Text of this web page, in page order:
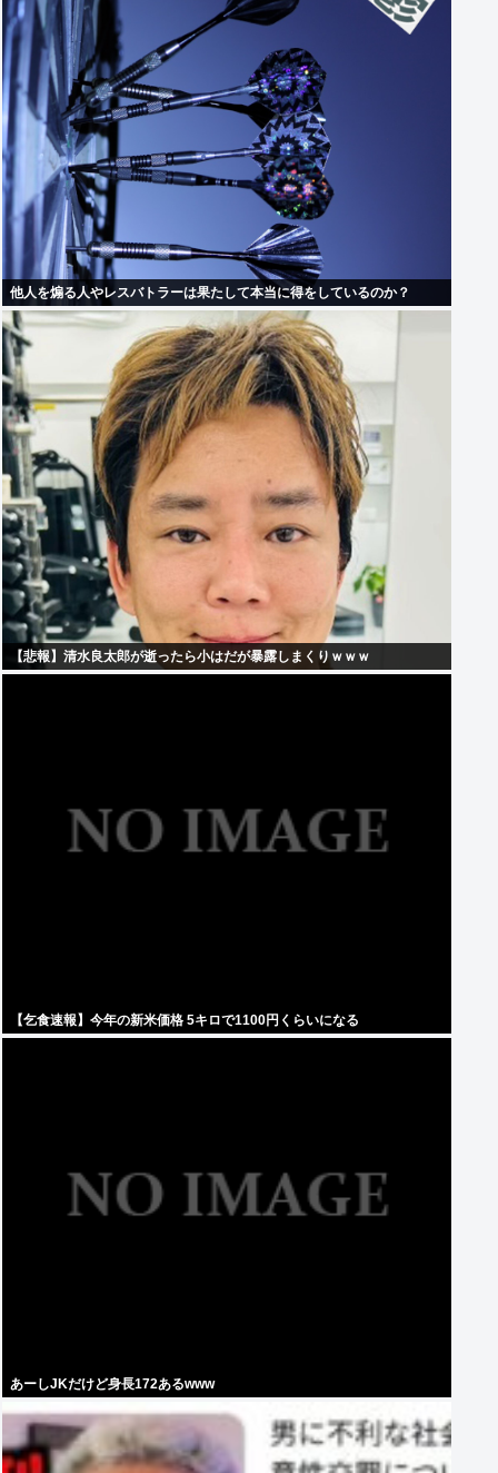
他人を煽る人やレスバトラーは果たして本当に得をしているのか？
【悲報】清水良太郎が逝ったら小はだが暴露しまくりｗｗｗ
【乞食速報】今年の新米価格 5キロで1100円くらいになる
あーしJKだけど身長172あるwww